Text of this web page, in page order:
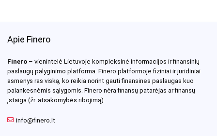
Apie Finero
Finero – vienintelė Lietuvoje kompleksinė informacijos ir finansinių
paslaugų palyginimo platforma. Finero platformoje fiziniai ir juridiniai
asmenys ras viską, ko reikia norint gauti finansines paslaugas kuo
palankesnėmis sąlygomis. Finero nėra finansų patarėjas ar finansų
įstaiga (žr. atsakomybės ribojimą).
info@finero.lt